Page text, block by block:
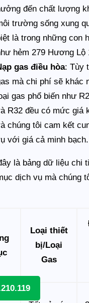
đến chất lượng
trường sống xung
là trong những con
hẻm 279 Hương Lộ
gas điều hòa: Tùy
mà chi phí sẽ khác
gas phổ biến như
R32 đều có mức giá
chúng tôi cam kết
với giá cả minh bạch.
là bảng dữ liệu chi
dịch vụ mà chúng
Loại thiết
bị/Loại
Gas